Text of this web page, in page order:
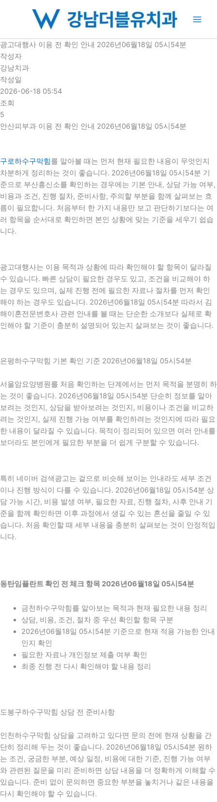
로
건
너
뛰
기
광고대행사 이용 전 확인 안내 2026년06월18일 05시54분
작성자
강남치과
작성일
2026-06-18 05:54
조회
5
안산피부과 이용 전 확인 안내 2026년06월18일 05시54분
구로하수구막힘를 알아볼 때는 먼저 현재 필요한 내용이 무엇인지
차분하게 정리하는 것이 좋습니다. 2026년06월18일 05시54분 기
준으로 부산흥신소를 확인하는 경우에는 기본 안내, 상담 가능 여부,
비용과 조건, 진행 절차, 준비사항, 주의할 부분을 함께 살펴보는 흐
름이 필요합니다. 처음부터 한 가지 내용만 보고 판단하기보다는 여
러 항목을 순서대로 확인하면 본인 상황에 맞는 기준을 세우기 쉽습
니다.
광고대행사는 이용 목적과 상황에 따라 확인해야 할 항목이 달라질
수 있습니다. 빠른 상담이 필요한 경우도 있고, 조건을 비교해야 하
는 경우도 있으며, 실제 진행 전에 필요한 자료나 절차를 먼저 확인
해야 하는 경우도 있습니다. 2026년06월18일 05시54분 따라서 김
해이혼전문변호사 관련 안내를 볼 때는 단순한 소개보다 실제로 확
인해야 할 기준이 충분히 설명되어 있는지 살펴보는 것이 좋습니다.
은평하수구막힘 기본 확인 기준 2026년06월18일 05시54분
서울암요양병원를 처음 확인하는 단계에서는 먼저 목적을 분명히 하
는 것이 좋습니다. 2026년06월18일 05시54분 단순히 정보를 알아
보려는 것인지, 상담을 받아보려는 것인지, 비용이나 조건을 비교하
려는 것인지, 실제 진행 가능 여부를 확인하려는 것인지에 따라 필요
한 내용이 달라질 수 있습니다. 목적이 정리되어 있으면 여러 안내를
보더라도 본인에게 필요한 부분을 더 쉽게 구분할 수 있습니다.
특히 네이버 검색광고는 겉으로 비슷해 보이는 안내라도 세부 조건
이나 진행 방식이 다를 수 있습니다. 2026년06월18일 05시54분 상
담 가능 시간, 비용 발생 여부, 필요한 자료, 진행 절차, 사후 안내 기
준을 함께 확인하면 이후 과정에서 생길 수 있는 혼선을 줄일 수 있
습니다. 처음 확인할 때 세부 내용을 충분히 살펴보는 것이 안정적입
니다.
동탄임플란트 확인 전 체크 항목 2026년06월18일 05시54분
금천하수구막힘를 알아보는 목적과 현재 필요한 내용 정리
상담, 비용, 조건, 절차 중 우선 확인할 항목 구분
2026년06월18일 05시54분 기준으로 현재 적용 가능한 안내
인지 확인
필요한 자료나 개인정보 제출 여부 확인
최종 진행 전 다시 확인해야 할 내용 정리
도봉구하수구막힘 상담 전 준비사항
인천하수구막힘 상담을 고려하고 있다면 문의 전에 현재 상황을 간
단히 정리해 두는 것이 좋습니다. 2026년06월18일 05시54분 원하
는 조건, 궁금한 부분, 예상 일정, 비용에 대한 기준, 진행 가능 여부
와 관련된 질문을 미리 준비하면 상담 내용을 더 정확하게 이해할 수
있습니다. 준비 없이 문의하면 중요한 부분을 놓치거나 같은 내용을
다시 확인해야 할 수 있습니다.